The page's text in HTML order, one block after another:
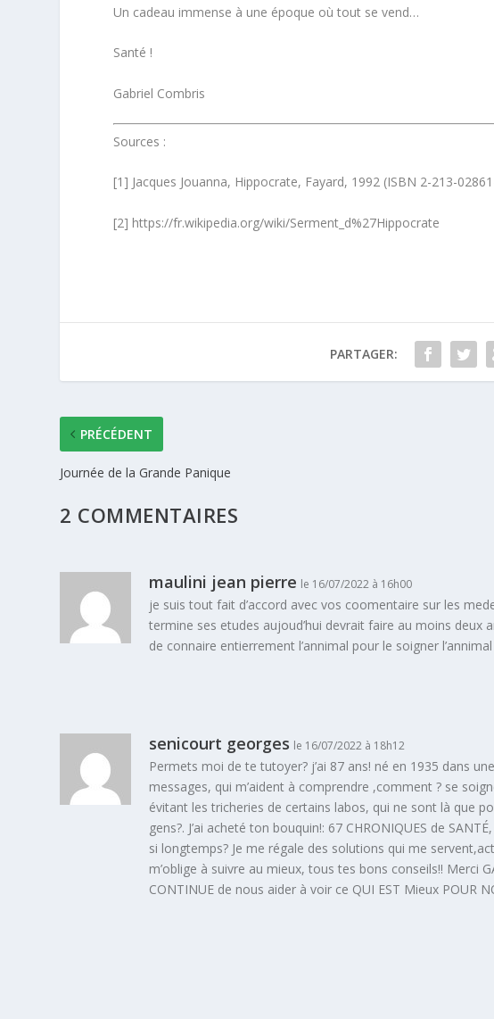
Un cadeau immense à une époque où tout se vend…
Santé !
Gabriel Combris
Sources :
[1] Jacques Jouanna, Hippocrate, Fayard, 1992 (ISBN 2-213-
[2] https://fr.wikipedia.org/wiki/Serment_d%27Hippocrate
PARTAGER:
PRÉCÉDENT
Journée de la Grande Panique
2 COMMENTAIRES
maulini jean pierre le 16/07/2022 à 16h00
je suis tout fait d’accord avec vos coomentaire sur les
termine ses etudes aujoud’hui devrait faire au moins deux
de connaire entierrement l’annimal pour le soigner
senicourt georges le 16/07/2022 à 18h12
Permets moi de te tutoyer? j’ai 87 ans! né en 1935 dans
messages, qui m’aident à comprendre ,comment ? se
évitant les tricheries de certains labos, qui ne sont là que
gens?. J’ai acheté ton bouquin!: 67 CHRONIQUES de
si longtemps? Je me régale des solutions qui me
m’oblige à suivre au mieux, tous tes bons conseils!! Merci
CONTINUE de nous aider à voir ce QUI EST Mieux POUR